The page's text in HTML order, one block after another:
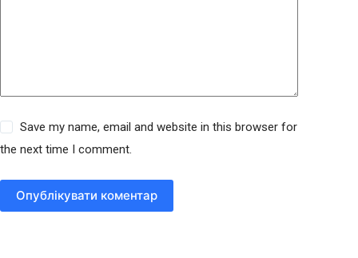
Save my name, email and website in this browser for
the next time I comment.
Опублікувати коментар